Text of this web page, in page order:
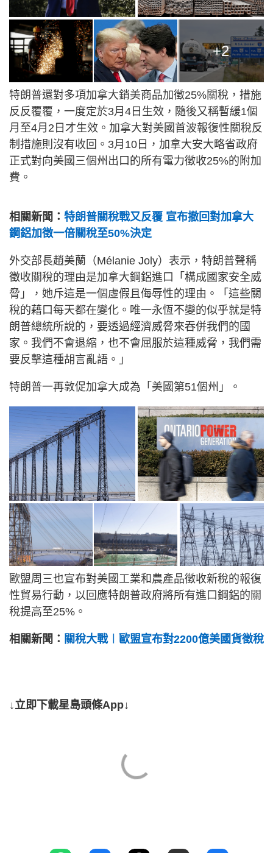
+2
特朗普還對多項加拿大銷美商品加徵25%關稅，措施
反反覆覆，一度定於3月4日生效，隨後又稱暫緩1個
月至4月2日才生效。加拿大對美國首波報復性關稅反
制措施則沒有收回。3月10日，加拿大安大略省政府
正式對向美國三個州出口的所有電力徵收25%的附加
費。
相關新聞： 特朗普關稅戰又反覆 宣布撤回對加拿大
鋼鋁加徵一倍關稅至50%決定
外交部長趙美蘭（Mélanie Joly）表示，特朗普聲稱
徵收關稅的理由是加拿大鋼鋁進口「構成國家安全威
脅」，她斥這是一個虛假且侮辱性的理由。「這些關
稅的藉口每天都在變化。唯一永恆不變的似乎就是特
朗普總統所說的，要透過經濟威脅來吞併我們的國
家。我們不會退縮，也不會屈服於這種威脅，我們需
要反擊這種胡言亂語。」
特朗普一再敦促加拿大成為「美國第51個州」。
歐盟周三也宣布對美國工業和農產品徵收新稅的報復
性貿易行動，以回應特朗普政府將所有進口鋼鋁的關
稅提高至25%。
相關新聞： 關稅大戰︱歐盟宣布對2200億美國貨徵稅
↓立即下載星島頭條App↓